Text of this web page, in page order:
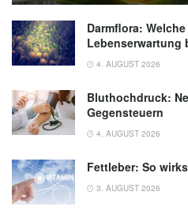
Darmflora:
Lebenserwartung
4. AUGUST 2026
Bluthochdruck:
Gegensteuern
4. AUGUST 2026
Fettleber: So
3. AUGUST 2026